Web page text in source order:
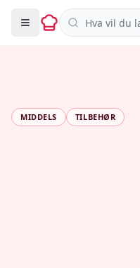
Søk i oppskrifter
MIDDELS TILBEHØR